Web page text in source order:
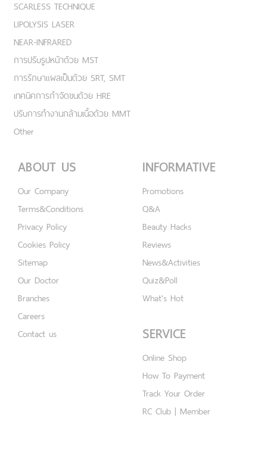
SCARLESS TECHNIQUE
LIPOLYSIS LASER
NEAR-INFRARED
การปรับรูปหน้าด้วย MST
การรักษาแผลเป็นด้วย SRT, SMT
เทคนิคการกำจัดขนด้วย HRE
ปรับการทำงานกล้ามเนื้อด้วย MMT
Other
ABOUT US
Our Company
Terms&Conditions
Privacy Policy
Cookies Policy
Sitemap
Our Doctor
Branches
Careers
Contact us
INFORMATIVE
Promotions
Q&A
Beauty Hacks
Reviews
News&Activities
Quiz&Poll
What's Hot
SERVICE
Online Shop
How To Payment
Track Your Order
RC Club | Member